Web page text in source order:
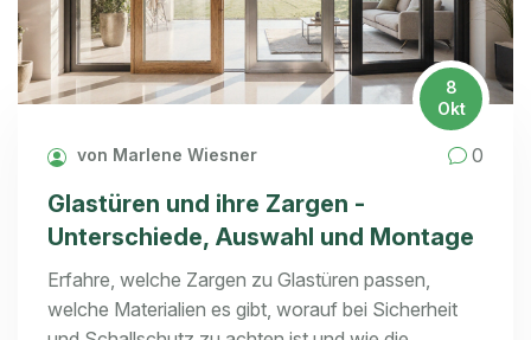
8
Okt
von Marlene Wiesner 0
Glastüren und ihre Zargen -
Unterschiede, Auswahl und Montage
Erfahre, welche Zargen zu Glastüren passen,
welche Materialien es gibt, worauf bei Sicherheit